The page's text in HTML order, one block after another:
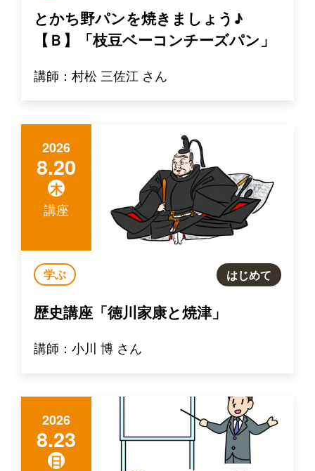
とかち野パンを焼きましょう♪
【Ｂ】「枝豆ベーコンチーズパン」
講師：村松 三佐江 さん
2026
8.20
木
講座
学ぶ はじめて
歴史講座「徳川家康と焼津」
講師：小川 博 さん
2026
8.23
日